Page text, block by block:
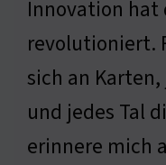
Innovation hat
revolutioniert.
sich an
und jedes Tal
erinnere mich